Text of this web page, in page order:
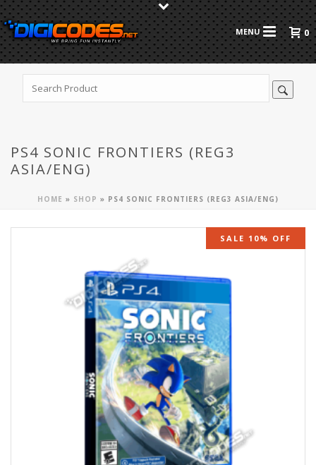
0
PS4 SONIC FRONTIERS (REG3
ASIA/ENG)
HOME » SHOP » PS4 SONIC FRONTIERS (REG3 ASIA/ENG)
SALE 10% OFF